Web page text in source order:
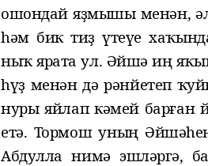
ошондай яҙмышы менән,
һәм бик тиҙ үтеүе
ныҡ ярата ул. Әйшә иң
һүҙ менән дә рәнйетеп
нурыяйлап кәмей барған
етә. Тормош уның
Абдулла нимә эшләргә,